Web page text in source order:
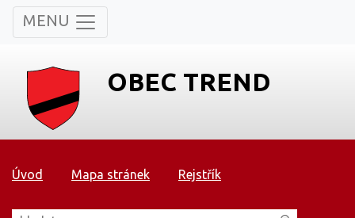
MENU
OBEC TREND
Úvod Mapa stránek Rejstřík